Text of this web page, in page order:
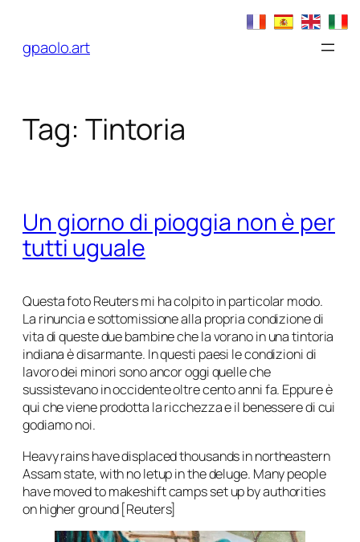
contenuto
gpaolo.art
Tag: Tintoria
Un giorno di pioggia non è per
tutti uguale
Questa foto Reuters mi ha colpito in particolar modo.
La rinuncia e sottomissione alla propria condizione di
vita di queste due bambine che la vorano in una tintoria
indiana è disarmante. In questi paesi le condizioni di
lavoro dei minori sono ancor oggi quelle che
sussistevano in occidente oltre cento anni fa. Eppure è
qui che viene prodotta la ricchezza e il benessere di cui
godiamo noi.
Heavy rains have displaced thousands in northeastern
Assam state, with no letup in the deluge. Many people
have moved to makeshift camps set up by authorities
on higher ground [Reuters]